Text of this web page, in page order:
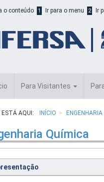
o conteúdo 1 Ir para o menu 2 Ir
Para Visitantes
ESTÁ AQUI: INÍCIO
Química